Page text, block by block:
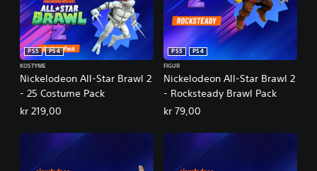
Nickelodeon All-Star Brawl 2
- 25 Costume Pack
PS5
PS4
KOSTYME
kr 219,00
Nickelodeon All-Star Brawl 2
- Rocksteady Brawl Pack
PS5
PS4
FIGUR
kr 79,00